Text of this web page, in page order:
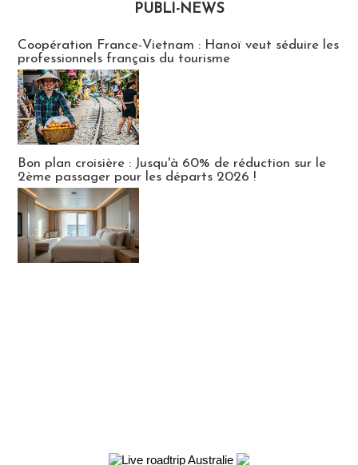
PUBLI-NEWS
Coopération France-Vietnam : Hanoï veut séduire les
professionnels français du tourisme
Bon plan croisière : Jusqu'à 60% de réduction sur le
2ème passager pour les départs 2026 !